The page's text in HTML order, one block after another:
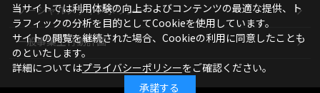
ソーシャルメディアポリシー
一般事業主行動計画
当サイトでは利用体験の向上およびコンテンツの最適な提供、ト
ラフィックの分析を目的としてCookieを使用しています。
サイトの閲覧を継続された場合、Cookieの利用に同意したことも
のといたします。
詳細についてはプライバシーポリシーをご確認ください。
承諾する